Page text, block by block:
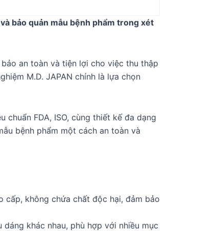
bảo quản mẫu bệnh phẩm trong xét
an toàn và tiện lợi cho việc thu thập
M.D. JAPAN chính là lựa chọn
FDA, ISO, cùng thiết kế đa dạng
bệnh phẩm một cách an toàn và
cấp, không chứa chất độc hại, đảm bảo
dáng khác nhau, phù hợp với nhiều mục